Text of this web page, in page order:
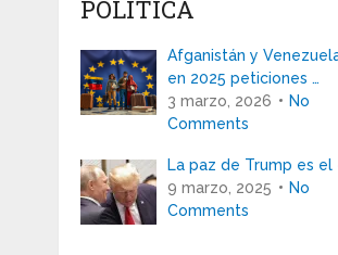
POLÍTICA
Afganistán y
en 2025 peticiones …
3 marzo, 2026
No
Comments
La paz de Trump es el
9 marzo, 2025
No
Comments